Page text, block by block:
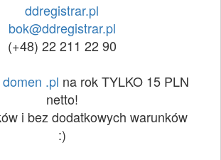
ddregistrar.pl
bok@ddregistrar.pl
(+48) 22 211 22 90
.pl na rok TYLKO 15 PLN
netto!
i bez dodatkowych warunków
:)